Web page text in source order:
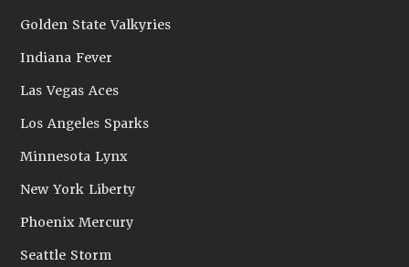
Golden State Valkyries
Indiana Fever
Las Vegas Aces
Los Angeles Sparks
Minnesota Lynx
New York Liberty
Phoenix Mercury
Seattle Storm